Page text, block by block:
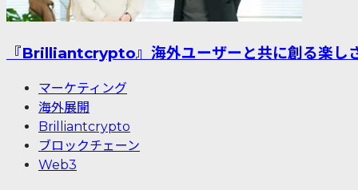
『Brilliantcrypto』海外ユーザーと共に創る楽し
マーケティング
海外展開
Brilliantcrypto
ブロックチェーン
Web3